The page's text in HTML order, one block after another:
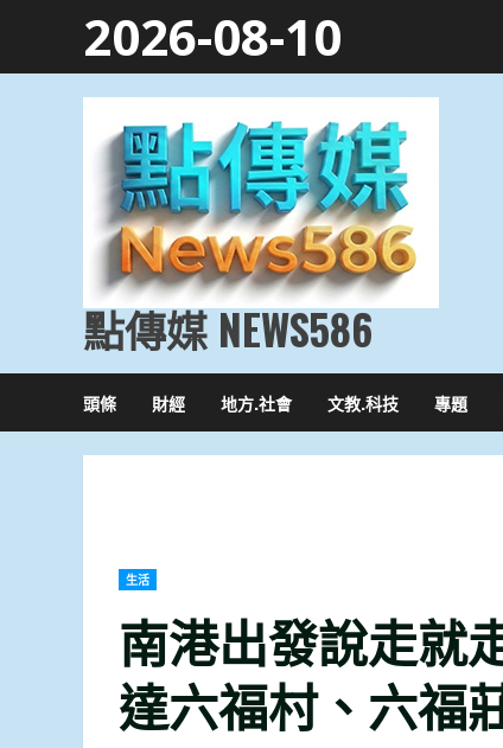
2026-08-10
點傳媒 NEWS586
頭條 財經 地方.社會 文教.科技 專題
生活
南港出發說走就
達六福村、六福